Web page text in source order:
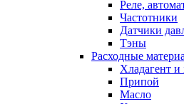
Реле,
Частотники
Датчики
Тэны
Расходные
Хладагент
Припой
Масло